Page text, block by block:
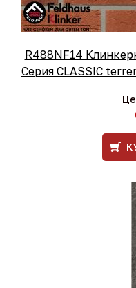
R488NF14
Серия CLASSIC